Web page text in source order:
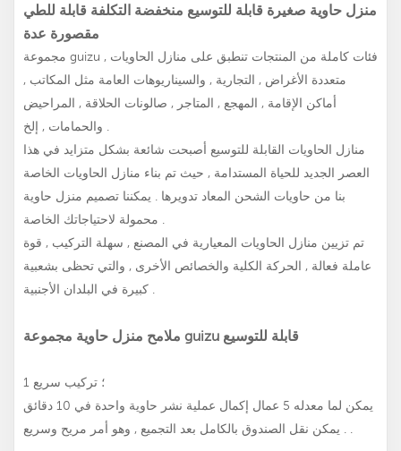
منزل حاوية صغيرة قابلة للتوسيع منخفضة التكلفة قابلة للطي
مقصورة عدة
مجموعة guizu , فئات كاملة من المنتجات تنطبق على منازل الحاويات
متعددة الأغراض , التجارية , والسيناريوهات العامة مثل المكاتب ,
أماكن الإقامة , المهجع , المتاجر , صالونات الحلاقة , المراحيض
والحمامات , إلخ .
منازل الحاويات القابلة للتوسيع أصبحت شائعة بشكل متزايد في هذا
العصر الجديد للحياة المستدامة , حيث تم بناء منازل الحاويات الخاصة
بنا من حاويات الشحن المعاد تدويرها . يمكننا تصميم منزل حاوية
محمولة لاحتياجاتك الخاصة .
تم تزيين منازل الحاويات المعيارية في المصنع , سهلة التركيب , قوة
عاملة فعالة , الحركة الكلية والخصائص الأخرى , والتي تحظى بشعبية
كبيرة في البلدان الأجنبية .
ملامح منزل حاوية مجموعة guizu قابلة للتوسيع
1 ؛ تركيب سريع
يمكن لما معدله 5 عمال إكمال عملية نشر حاوية واحدة في 10 دقائق
. يمكن نقل الصندوق بالكامل بعد التجميع , وهو أمر مريح وسريع .